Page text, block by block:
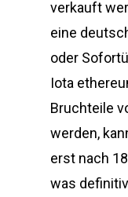
verkauft
eine
oder
Iota
Bruchteile
werden,
erst nach
was